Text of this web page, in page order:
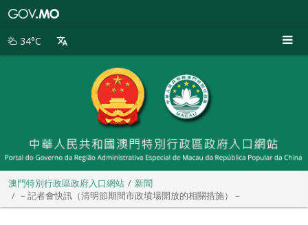
別
34°C
澳門特別行政區政府入口網站
新聞
－記者會快訊（清明節期間市政墳場開放的相關措施）－